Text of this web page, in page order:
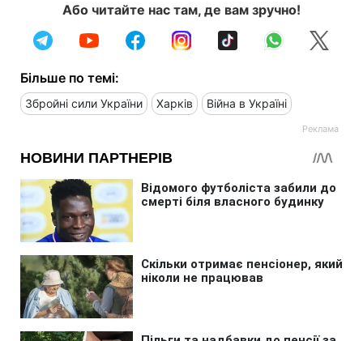
Або читайте нас там, де вам зручно!
Більше по темі:
Збройні сили України Харків Війна в Україні